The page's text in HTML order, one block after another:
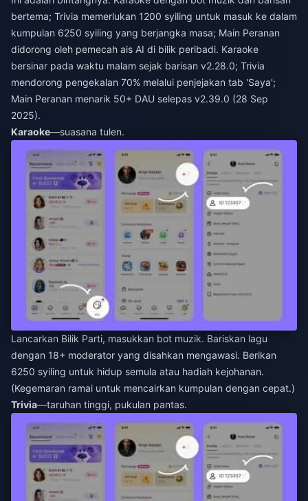
bertema; Trivia memerlukan 1200 syiling untuk masuk ke dalam
kumpulan 6250 syiling yang berjangka masa; Main Peranan
didorong oleh pemecah ais AI di bilik peribadi. Karaoke
bersinar pada waktu malam sejak barisan v2.28.0; Trivia
mendorong pengekalan 70% melalui penjejakan tab 'Saya';
Main Peranan menarik 50+ DAU selepas v2.39.0 (28 Sep
2025).
Karaoke—suasana tulen.
Lancarkan Bilik Parti, masukkan bot muzik. Bariskan lagu
dengan 18+ moderator yang disahkan mengawasi. Berikan
6250 syiling untuk hidup semula atau hadiah kejohanan.
(Kegemaran ramai untuk mencairkan kumpulan dengan cepat.)
Trivia—taruhan tinggi, pukulan pantas.